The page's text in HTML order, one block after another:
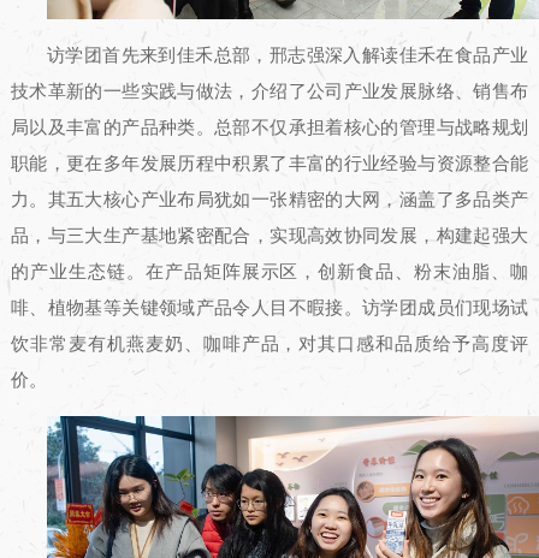
访学团首先来到佳禾总部，邢志强深入解读佳禾在食品产业
技术革新的一些实践与做法，介绍了公司产业发展脉络、销售布
局以及丰富的产品种类。总部不仅承担着核心的管理与战略规划
职能，更在多年发展历程中积累了丰富的行业经验与资源整合能
力。其五大核心产业布局犹如一张精密的大网，涵盖了多品类产
品，与三大生产基地紧密配合，实现高效协同发展，构建起强大
的产业生态链。在产品矩阵展示区，创新食品、粉末油脂、咖
啡、植物基等关键领域产品令人目不暇接。访学团成员们现场试
饮非常麦有机燕麦奶、咖啡产品，对其口感和品质给予高度评
价。